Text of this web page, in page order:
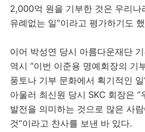
2,000억 원을 기부한 것은 우리나
유례없는 일“이라고 평가하기도
이어 박성연 당시 아름다운재단
역시 “이번 이준용 명예회장의 기
풍토나 기부 문화에서 획기적인
아울러 최신원 당시 SKC 회장은 “
발전을 의미하는 것으로 많은 사
것”이라고 찬사를 보낸 바 있다.